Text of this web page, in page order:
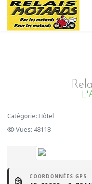
Catégorie: Hôtel
Vues: 48118
COORDONNÉES GPS